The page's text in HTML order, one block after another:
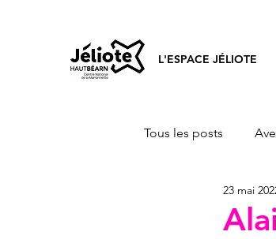
L'ESPACE JÉLIOTE
Tous les posts
Université de la
23 mai